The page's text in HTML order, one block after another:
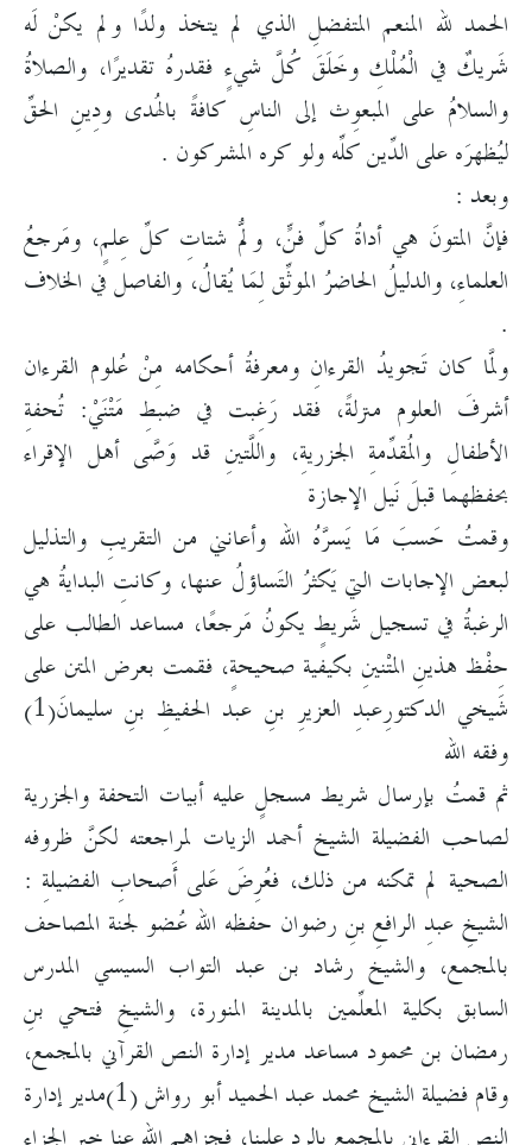
الحمد لله المنعم المتفضلِ الذي لم يتخذ ولدًا ولم يكنْ لَه
شَريكٌ في الْمُلْكِ وخَلَقَ كُلَّ شيءٍ فقدرهُ تقديرًا، والصلاةُ
والسلامُ على المبعوِث إلى الناسِ كافةً بالهُدى ودِينِ الحقِّ
ليُظهرَه على الدِّين كلِّه ولو كره المشركون .
وبعد :
فإنَّ المتونَ هي أداةُ كلِّ فنٍّ، ولمُّ شتاتِ كلِّ عِلمٍ، ومَرجعُ
العلماءِ، والدليلُ الحاضرُ الموثِّق لِمَا يُقالُ، والفاصل في الخلاف
.
ولمَّا كان تَجويدُ القرءانِ ومعرفةُ أحكامه مِنْ عُلوم القرءان
أشرفَ العلوم منزلةً، فقد رَغِبت في ضبطِ مَتْنَيْ: تُحفةِ
الأطفالِ والمُقدِّمةِ الجزريةِ، واللَّتينِ قد وَصَّى أهل الإقراء
بحفظهما قبلَ نَيل الإجازة
وقمتُ حَسبَ مَا يَسرَّهُ الله وأعانني من التقريبِ والتذليل
لبعض الإجابات التي يَكثرُ التَساؤلُ عنها، وكانتِ البدايةُ هي
الرغبةُ في تسجيل شَريطٍ يكونُ مَرجعًا، مساعد الطالب على
حِفْظ هذينِ المتْنينِ بكيفية صحيحةٍ، فقمت بعرض المتن على
شَيخي الدكتورِعبدِ العزيرِ بنِ عبد الحفيظِ بنِ سليمانَ(1)
وفقه الله
ثم قمتُ بإرسال شريط مسجلٍ عليه أبيات التحفة والجزرية
لصاحب الفضيلة الشيخ أحمد الزيات لمراجعته لكنَّ ظروفه
الصحية لم تمكنه من ذلك، فعُرِضَ عَلى أَصحابِ الفضيلةِ :
الشيخِ عبدِ الرافعِ بنِ رضوان حفظه الله عُضو لجنة المصاحف
بالمجمع، والشيخ رشاد بن عبد التواب السيسي المدرس
السابق بكلية المعلِّمين بالمدينة المنورة، والشيخِ فتحي بنِ
رمضان بن محمود مساعد مدير إدارة النص القرآني بالمجمع،
وقام فضيلة الشيخ محمد عبد الحميد أبو رواش (1)مدير إدارة